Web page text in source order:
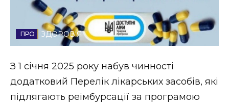
Спорт
Стиль життя
Втрачений Ужгород (відеоверсія)
ЗДОРОВ'Я
З 1 січня 2025 року набув чинності
додатковий Перелік лікарських засобів, які
підлягають реімбурсації за програмою